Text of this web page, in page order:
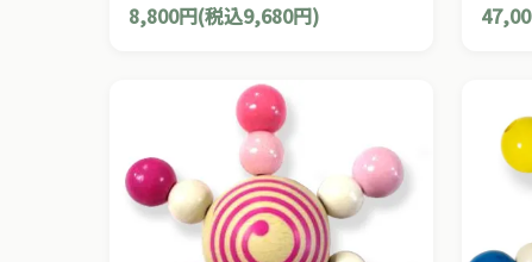
ぐるみです。
8,800円(税込9,680円)
ぬい